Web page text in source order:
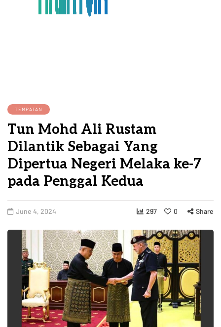
TEMPATAN
Tun Mohd Ali Rustam
Dilantik Sebagai Yang
Dipertua Negeri Melaka ke-7
pada Penggal Kedua
June 4, 2024 297 0 Share